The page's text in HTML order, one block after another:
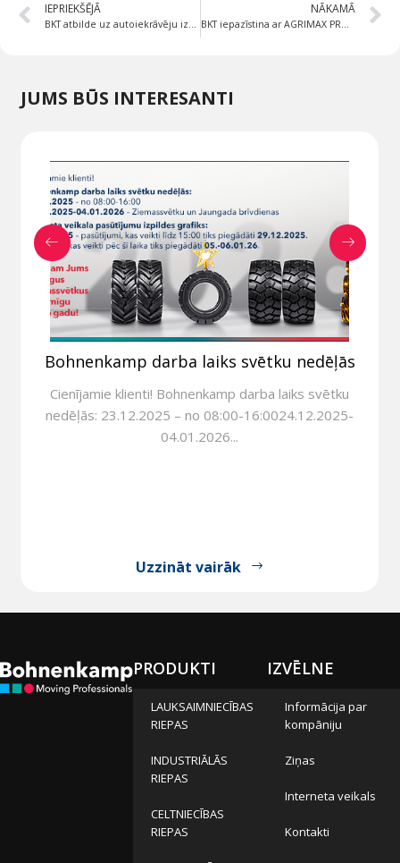
IEPRIEKŠĒJĀ
BKT atbilde uz autoiekrāvēju izaicinājumiem loģistikā un rūpniecībā – MAGLIFT
NĀKAMĀ
BKT iepazīstina ar AGRIMAX PROHARVEST VF: jauno augstas veiktspējas kombaina riepu
JUMS BŪS INTERESANTI
Bohnenkamp darba laiks svētku nedēļās
Cienījamie klienti! Bohnenkamp darba laiks svētku
nedēļās: 23.12.2025 – no 08:00-16:0024.12.2025-
04.01.2026...
Uzzināt vairāk
PRODUKTI
LAUKSAIMNIECĪBAS
RIEPAS
INDUSTRIĀLĀS
RIEPAS
CELTNIECĪBAS
RIEPAS
IZVĒLNE
Informācija par
kompāniju
Ziņas
Interneta veikals
Kontakti